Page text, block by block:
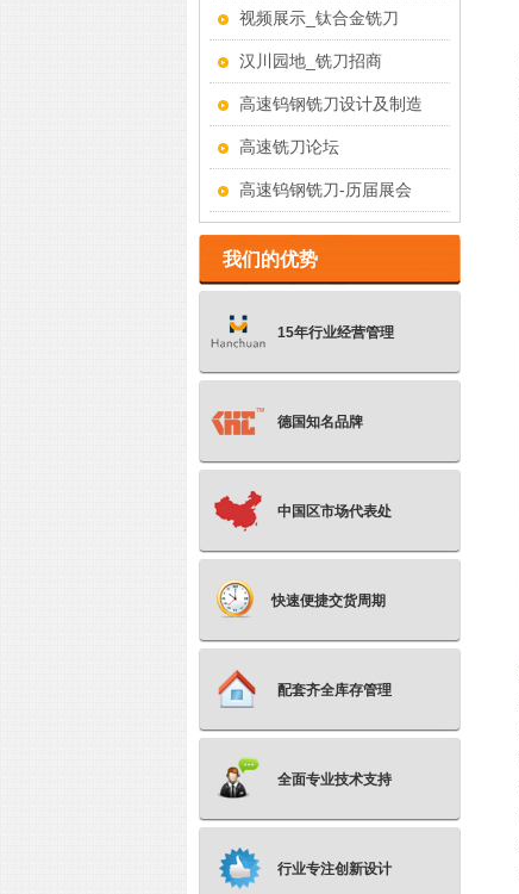
视频展示_钛合金铣刀
汉川园地_铣刀招商
高速钨钢铣刀设计及制造
高速铣刀论坛
高速钨钢铣刀-历届展会
我们的优势
15年行业经营管理
德国知名品牌
中国区市场代表处
快速便捷交货周期
配套齐全库存管理
全面专业技术支持
行业专注创新设计